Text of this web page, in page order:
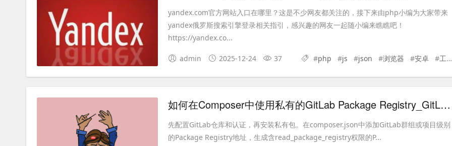
yandex.com官方网站入口在哪里？这是不少网友都关注的，接下来由php小编为大家带来
yandex俄罗斯搜索引擎登录相关指引，感兴趣的网友一起随小编来瞧瞧吧！
https://yandex.co...
admin 2025-12-24 37 #php #js #json #浏览器 #安卓 #工具
如何在Composer中使用私有的GitLab Package Registry_GitLab Composer仓库的配置与认证
先配置GitLab仓库和认证，再安装私有包。在composer.json中添加GitLab群组或项目级别
的Package Registry地址，生成含read_package_registry权限的P...